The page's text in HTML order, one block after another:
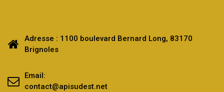
Adresse : 1100 boulevard Bernard Long, 83170
Brignoles
Email:
contact@apisudest.net